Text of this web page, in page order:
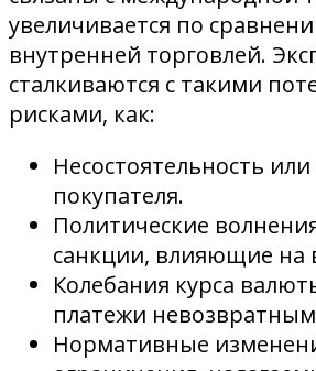
увеличивается по
внутренней торговлей.
сталкиваются с такими
рисками, как:
Несостоятельность
покупателя.
Политические
санкции, влияющие на
Колебания курса
платежи
Нормативные